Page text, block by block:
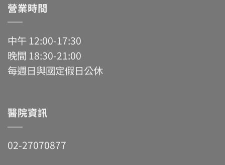
營業時間
中午 12:00-17:30
晚間 18:30-21:00
每週日與國定假日公休
醫院資訊
02-27070877